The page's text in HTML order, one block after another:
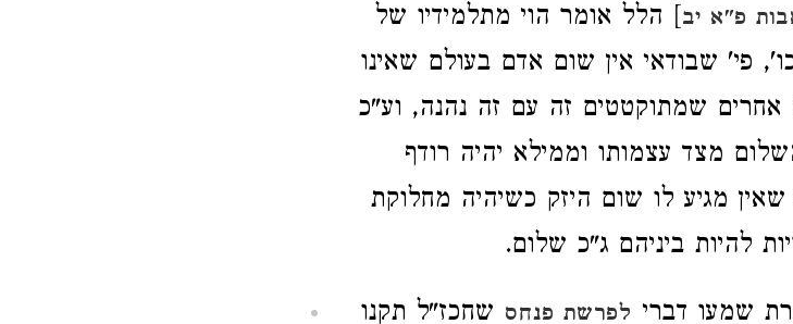
פ"א יב] הלל אומר הוי מתלמידיו של
פי' שבודאי אין שום אדם בעולם שאינו
שמתוקטטים זה עם זה נהנה, וע"כ
מצד עצמותו וממילא יהיה רודף
מגיע לו שום היזק כשיהיה מחלוקת
להיות ביניהם ג"כ שלום.
שמעו דברי לפרשת פנחס שחכז"ל תקנו